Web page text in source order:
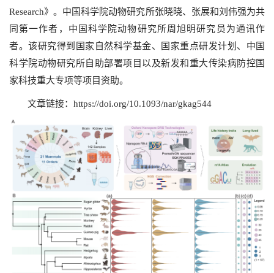
Research》。中国科学院动物研究所张晓晓、张展和刘伟强为共
同第一作者，中国科学院动物研究所周旭明研究员为通讯作
者。该研究得到国家自然科学基金、国家重点研发计划、中国
科学院动物研究所自助部署项目以及新发和重大传染病防控国
家科技重大专项等项目资助。
文章链接： https://doi.org/10.1093/nar/gkag544